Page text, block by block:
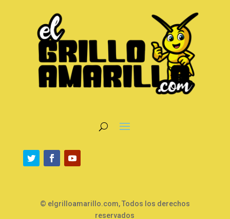
© elgrilloamarillo.com, Todos los derechos
reservados